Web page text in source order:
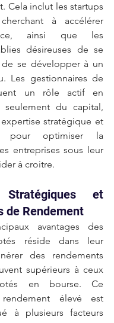
Cela inclut les startups
à accélérer
ainsi que les
désireuses de se
se développer à un
Les gestionnaires de
un rôle actif en
du capital,
stratégique et
pour optimiser la
entreprises sous leur
à croitre.
Stratégiques et
de Rendement
avantages des
réside dans leur
des rendements
supérieurs à ceux
en bourse. Ce
élevé est
à plusieurs facteurs